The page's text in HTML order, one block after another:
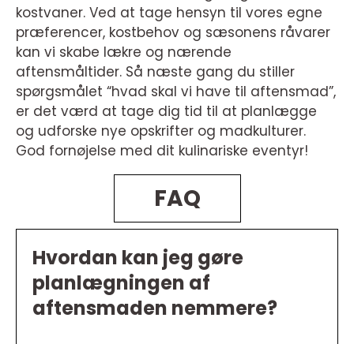
kostvaner. Ved at tage hensyn til vores egne
præferencer, kostbehov og sæsonens råvarer
kan vi skabe lækre og nærende
aftensmåltider. Så næste gang du stiller
spørgsmålet “hvad skal vi have til aftensmad”,
er det værd at tage dig tid til at planlægge
og udforske nye opskrifter og madkulturer.
God fornøjelse med dit kulinariske eventyr!
FAQ
Hvordan kan jeg gøre
planlægningen af
aftensmaden nemmere?